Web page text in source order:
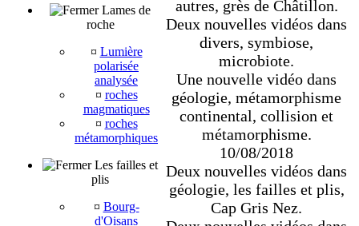
Lames de
roche
¤ Lumière
polarisée
analysée
¤ roches
magmatiques
¤ roches
métamorphiques
Les failles et
plis
¤ Bourg-
d'Oisans
autres, grès de Châtillon.
Deux nouvelles vidéos dans
divers, symbiose,
microbiote.
Une nouvelle vidéo dans
géologie, métamorphisme
continental, collision et
métamorphisme.
10/08/2018
Deux nouvelles vidéos dans
géologie, les failles et plis,
Cap Gris Nez.